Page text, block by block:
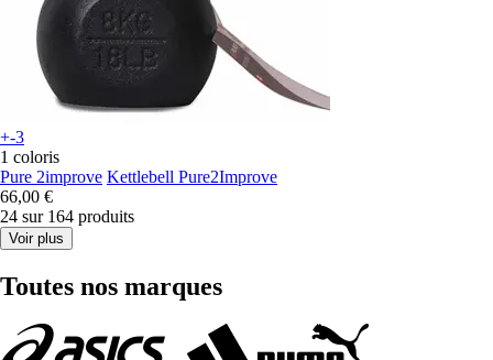
+-3
1 coloris
Pure 2improve Kettlebell Pure2Improve
66,00 €
24 sur 164 produits
Voir plus
Toutes nos marques